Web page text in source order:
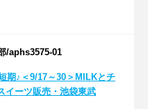
/aphs3575-01
期♪＜9/17～30＞MILKとチ
イーツ販売・池袋東武